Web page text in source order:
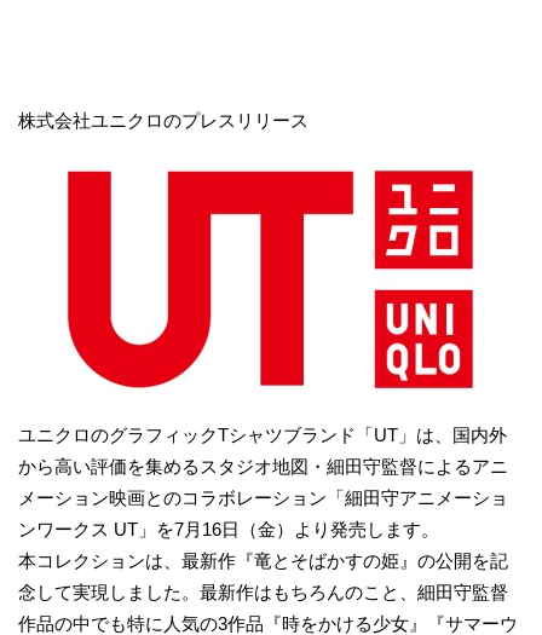
株式会社ユニクロのプレスリリース
ユニクロのグラフィックTシャツブランド「UT」は、国内外
から高い評価を集めるスタジオ地図・細田守監督によるアニ
メーション映画とのコラボレーション「細田守アニメーショ
ンワークス UT」を7月16日（金）より発売します。
本コレクションは、最新作『竜とそばかすの姫』の公開を記
念して実現しました。最新作はもちろんのこと、細田守監督
作品の中でも特に人気の3作品『時をかける少女』『サマーウ